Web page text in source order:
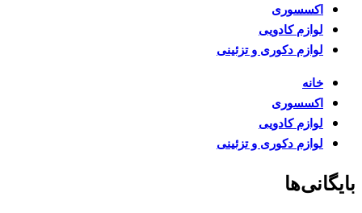
اکسسوری
لوازم کادویی
لوازم دکوری و تزئینی
خانه
اکسسوری
لوازم کادویی
لوازم دکوری و تزئینی
بایگانی‌ها